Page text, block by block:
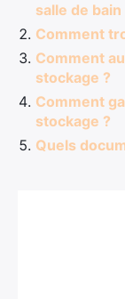
salle de bain
Comment
Comment
stockage ?
Comment
stockage ?
Quels